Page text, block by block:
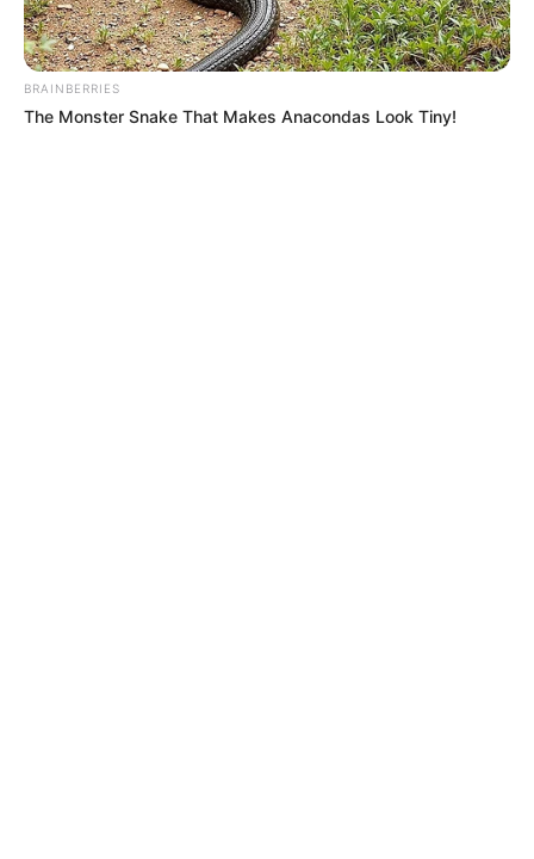
Tenemos todas las noticias que le
interesan. Para estar bien informado, por
BRAINBERRIES
The Monster Snake That Makes Anacondas Look Tiny!